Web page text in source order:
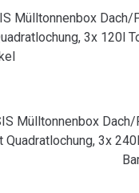
Mülltonnenbox
3x 120l
Mülltonnenbox
Quadratlochung, 3x